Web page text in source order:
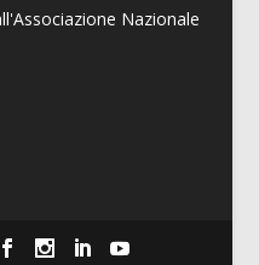
Nazionale